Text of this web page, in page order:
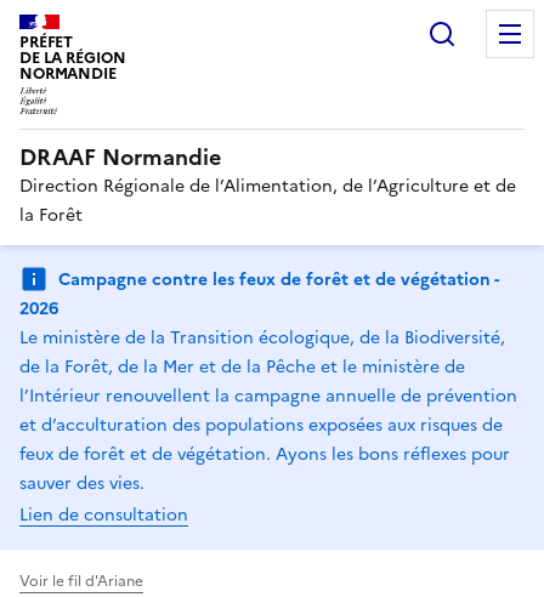
PRÉFET
DE LA RÉGION
NORMANDIE
DRAAF Normandie
Direction Régionale de l’Alimentation, de l’Agriculture et de
la Forêt
Campagne contre les feux de forêt et de végétation -
2026
Le ministère de la Transition écologique, de la Biodiversité,
de la Forêt, de la Mer et de la Pêche et le ministère de
l’Intérieur renouvellent la campagne annuelle de prévention
et d’acculturation des populations exposées aux risques de
feux de forêt et de végétation. Ayons les bons réflexes pour
sauver des vies.
Lien de consultation
Voir le fil d'Ariane